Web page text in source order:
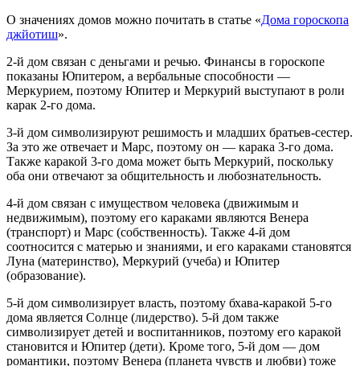
О значениях домов можно почитать в статье «Дома гороскопа
джйотиш».
2-й дом связан с деньгами и речью. Финансы в гороскопе
показаны Юпитером, а вербальные способности —
Меркурием, поэтому Юпитер и Меркурий выступают в роли
карак 2-го дома.
3-й дом символизируют решимость и младших братьев-сестер.
За это же отвечает и Марс, поэтому он — карака 3-го дома.
Также каракой 3-го дома может быть Меркурий, поскольку
оба они отвечают за общительность и любознательность.
4-й дом связан с имуществом человека (движимым и
недвижимым), поэтому его караками являются Венера
(транспорт) и Марс (собственность). Также 4-й дом
соотносится с матерью и знаниями, и его караками становятся
Луна (материнство), Меркурий (учеба) и Юпитер
(образование).
5-й дом символизирует власть, поэтому бхава-каракой 5-го
дома является Солнце (лидерство). 5-й дом также
символизирует детей и воспитанников, поэтому его каракой
становится и Юпитер (дети). Кроме того, 5-й дом — дом
романтики, поэтому Венера (планета чувств и любви) тоже